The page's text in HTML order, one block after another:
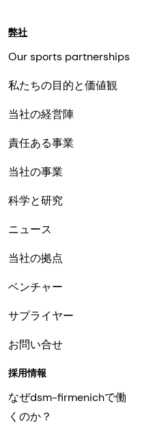
弊社
Our sports partnerships
私たちの目的と価値観
当社の経営陣
責任ある事業
当社の事業
科学と研究
ニュース
当社の拠点
ベンチャー
サプライヤー
お問い合せ
採用情報
なぜdsm-firmenichで働
くのか？